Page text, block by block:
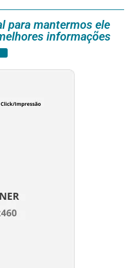
para mantermos ele
informações